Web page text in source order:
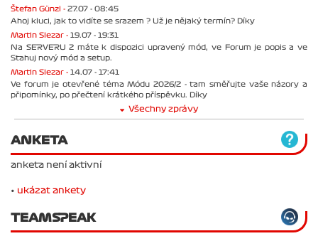
Štefan Günzl - 27.07 - 08:45
Ahoj kluci, jak to vidíte se srazem ? Už je nějaký termín? Díky
Martin Slezar - 19.07 - 19:31
Na SERVERU 2 máte k dispozici upravený mód, ve Forum je popis a ve
Stahuj nový mód a setup.
Martin Slezar - 14.07 - 17:41
Ve forum je otevřené téma Módu 2026/2 - tam směřujte vaše názory a
připomínky, po přečtení krátkého příspěvku. Díky
Všechny zprávy
ANKETA
anketa není aktivní
• ukázat ankety
TEAMSPEAK